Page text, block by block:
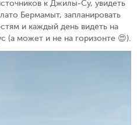
к Джилы-Су, увидеть
Бермамыт, запланировать
и каждый день видеть на
(а может и не на горизонте 😍).